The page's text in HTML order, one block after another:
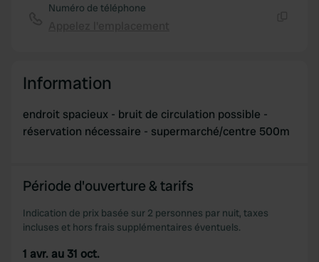
Numéro de téléphone
Information
endroit spacieux - bruit de circulation possible -
réservation nécessaire - supermarché/centre 500m
Période d'ouverture & tarifs
Indication de prix basée sur 2 personnes par nuit, taxes
incluses et hors frais supplémentaires éventuels.
1 avr. au 31 oct.